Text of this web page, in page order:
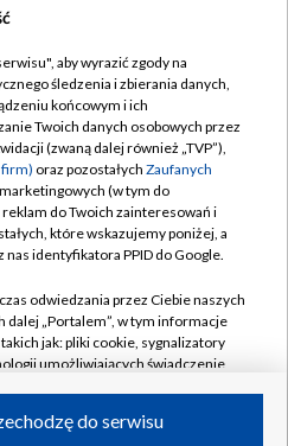
TVP
TVP
prywatności
zgody
Pomoc
Kanały
aby wyrazić zgody na
śledzenia i zbierania danych,
końcowym i ich
Twoich danych osobowych przez
(zwaną dalej również „TVP”),
firm) oraz pozostałych Zaufanych
(w tym do
do Twoich zainteresowań i
które wskazujemy poniżej, a
identyfikatora PPID do Google.
odwiedzania przez Ciebie naszych
dalej „Portalem”, w tym informacje
jak: pliki cookie, sygnalizatory
umożliwiających świadczenie
do serwisu